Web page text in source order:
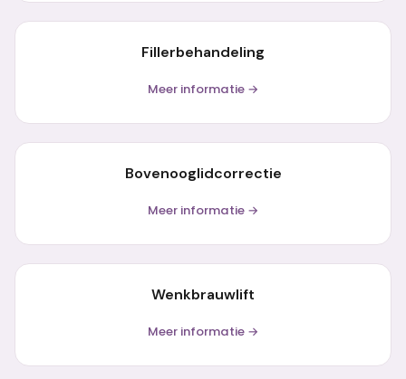
Fillerbehandeling
Meer informatie →
Bovenooglidcorrectie
Meer informatie →
Wenkbrauwlift
Meer informatie →